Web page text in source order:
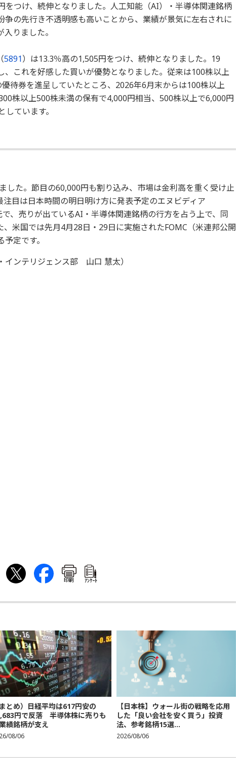
をつけ、続伸となりました。人工知能（AI）・半導体関連銘柄
争の先行き不透明感も高いことから、業績が景気に左右されに
りました。
5891）は13.3％高の1,505円をつけ、続伸となりました。19
、これを好感した買いが優勢となりました。従来は100株以上
待券を進呈していたところ、2026年6月末からは100株以上
株以上500株未満の保有で4,000円相当、500株以上で6,000円
ています。
した。節目の60,000円も割り込み、市場は金利高を重く受け止
目は日本時間の明日明け方に発表予定のエヌビディア
、売りが出ているAI・半導体関連銘柄の行方を占う上で、同
米国では先月4月28日・29日に実施されたFOMC（米連邦公開
定です。
インテリジェンス部 山口 慧太）
印刷 ｱﾝｹｰﾄ
まとめ）日経平均は617円安の
円で反落 半導体株に売りも
績銘柄が支え
08/06
【日本株】ウォール街の戦略を応用
した「良い会社を安く買う」投資
法、参考銘柄15選...
2026/08/06